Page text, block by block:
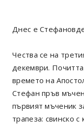
Днес е
Чества се на
декември.
времето на
Стефан пръв
първият мъченик
трапеза: свинско